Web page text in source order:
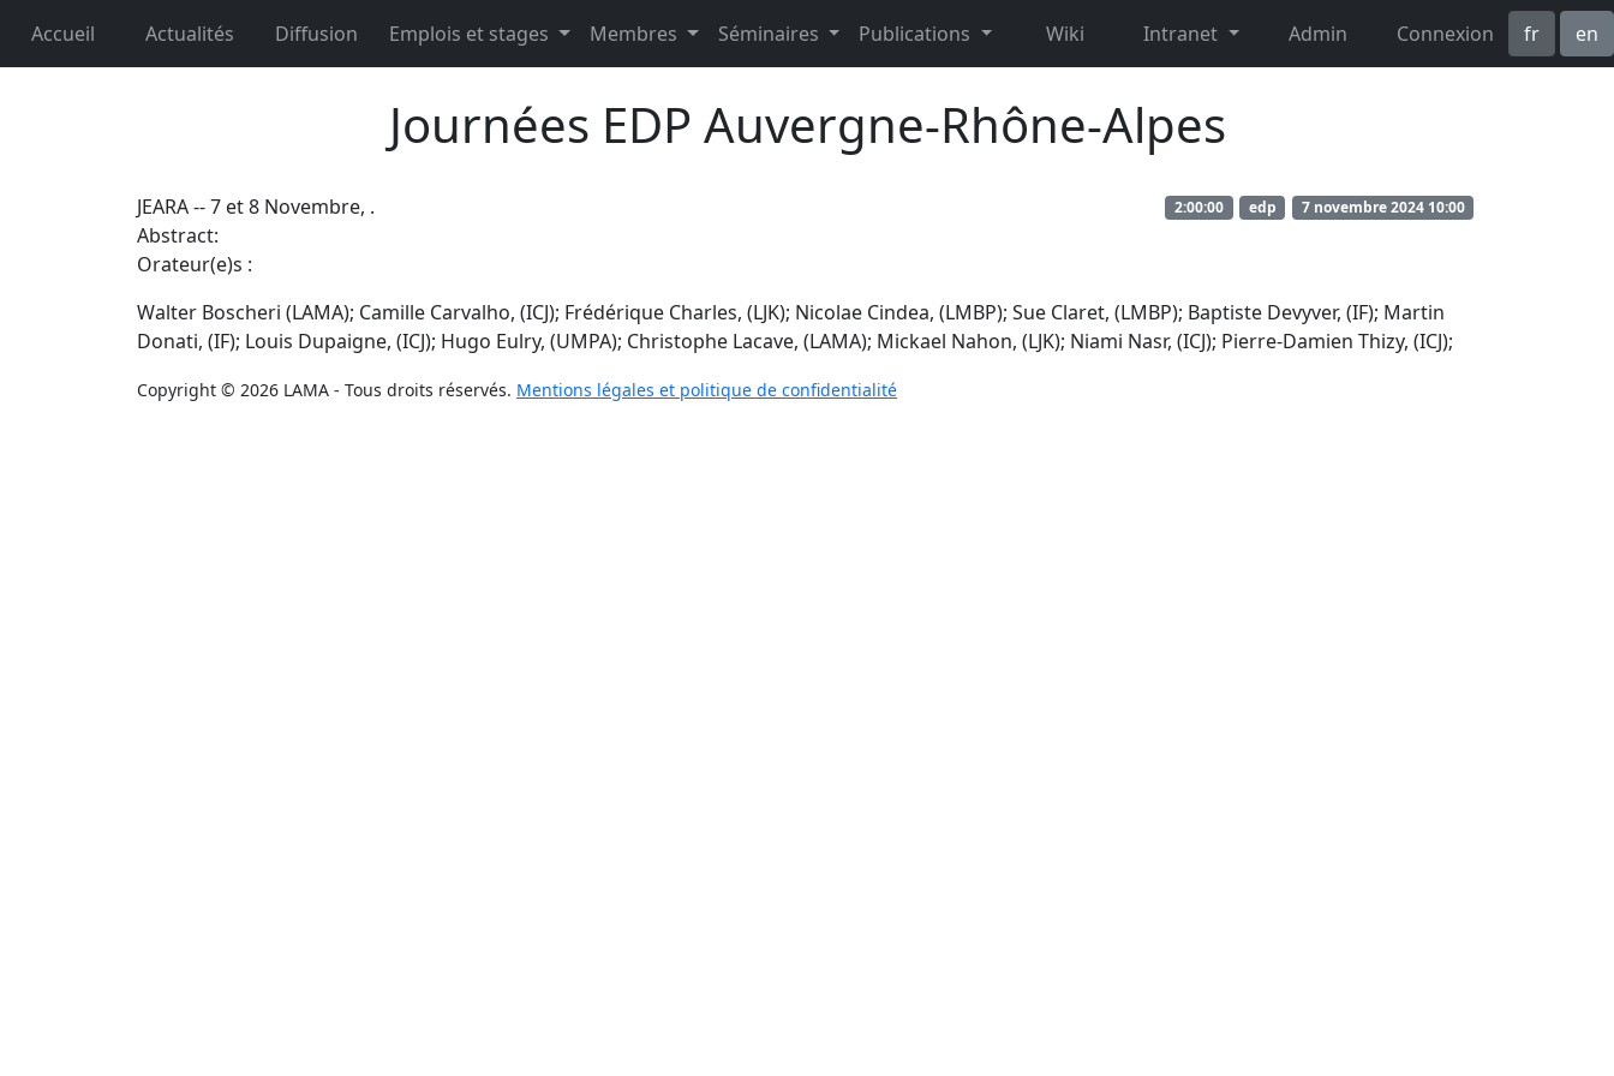
Accueil Actualités Diffusion Emplois et stages Membres Séminaires Publications Wiki Intranet Admin Connexion fr en
Journées EDP Auvergne-Rhône-Alpes
JEARA -- 7 et 8 Novembre, . 7 novembre 2024 10:00
edp
2:00:00
Abstract:
Orateur(e)s :
Walter Boscheri (LAMA); Camille Carvalho, (ICJ); Frédérique Charles, (LJK); Nicolae Cindea, (LMBP); Sue Claret, (LMBP); Baptiste Devyver, (IF); Martin
Donati, (IF); Louis Dupaigne, (ICJ); Hugo Eulry, (UMPA); Christophe Lacave, (LAMA); Mickael Nahon, (LJK); Niami Nasr, (ICJ); Pierre-Damien Thizy, (ICJ);
Copyright © 2026 LAMA - Tous droits réservés. Mentions légales et politique de confidentialité